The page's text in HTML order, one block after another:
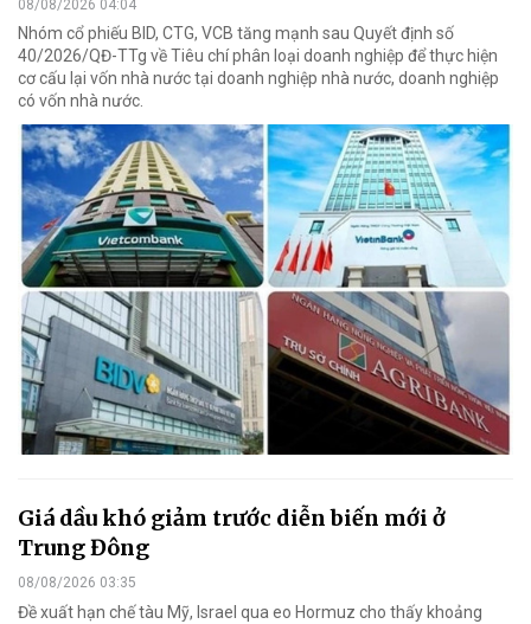
08/08/2026 04:04
Nhóm cổ phiếu BID, CTG, VCB tăng mạnh sau Quyết định số
40/2026/QĐ-TTg về Tiêu chí phân loại doanh nghiệp để thực hiện
cơ cấu lại vốn nhà nước tại doanh nghiệp nhà nước, doanh nghiệp
có vốn nhà nước.
Giá dầu khó giảm trước diễn biến mới ở
Trung Đông
08/08/2026 03:35
Đề xuất hạn chế tàu Mỹ, Israel qua eo Hormuz cho thấy khoảng